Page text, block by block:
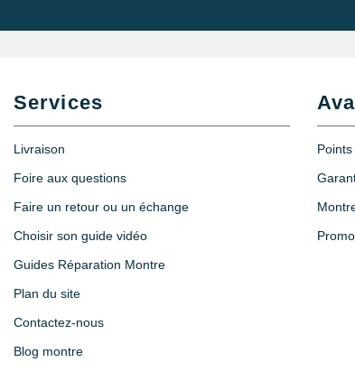
Services
Livraison
Foire aux questions
Faire un retour ou un échange
Choisir son guide vidéo
Guides Réparation Montre
Plan du site
Contactez-nous
Blog montre